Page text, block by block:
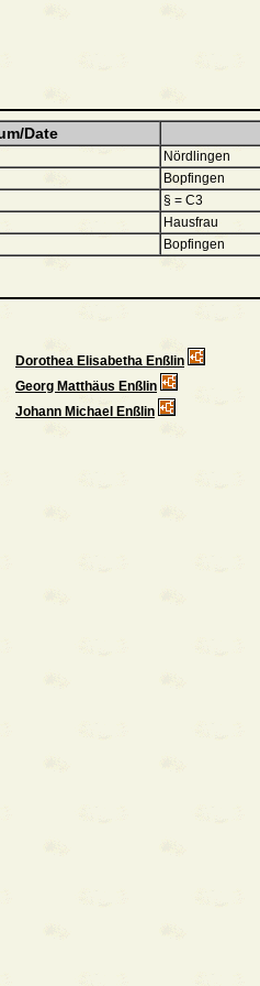
Date
Nördlingen
Bopfingen
§ = C3
Hausfrau
Bopfingen
Dorothea Elisabetha Enßlin
Georg Matthäus Enßlin
Johann Michael Enßlin